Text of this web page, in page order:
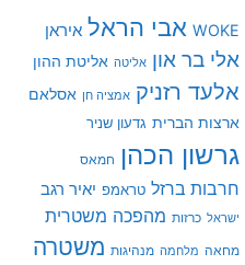
WOKE אבי הראל איראן
אלי בר און אליטה אליטת ההון
אלעד רזניק אמציה חן אסלאם
ארצות הברית גדעון שניר
גרשון הכהן חמאס
חרבות ברזל טראמפ יאיר רגב
ישראל כרזות מהפכה משטרית
מחאה מלחמה מנהיגות משטרה